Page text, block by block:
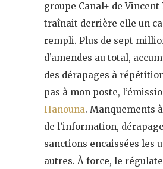
groupe Canal+ de Vincent
traînait derrière elle un
rempli. Plus de sept
d’amendes au total,
des dérapages à
pas à mon poste,
Hanouna. Manquements
de l’information,
sanctions encaissées les
autres. À force, le